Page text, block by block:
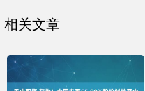
相关文章